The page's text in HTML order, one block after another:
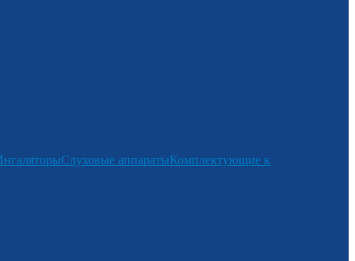
Слуховые аппаратыКомплектующие к